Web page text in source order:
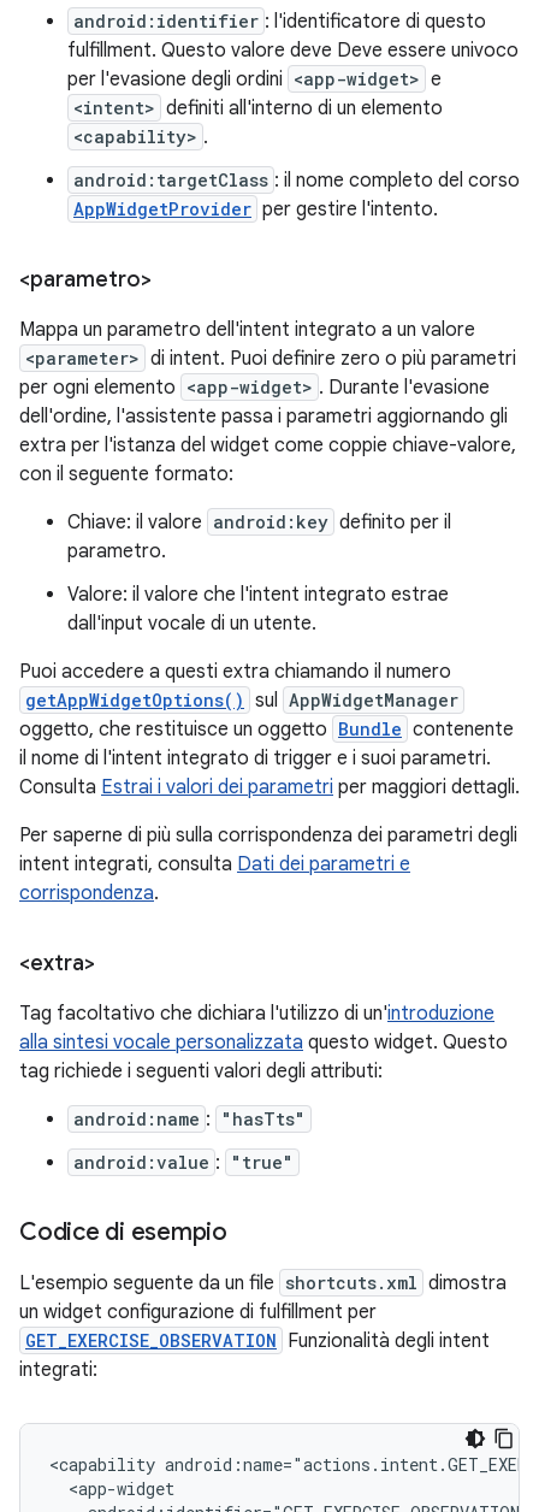
android:identifier : l'identificatore di questo
fulfillment. Questo valore deve Deve essere univoco
per l'evasione degli ordini <app-widget> e
<intent> definiti all'interno di un elemento
<capability> .
android:targetClass : il nome completo del corso
AppWidgetProvider per gestire l'intento.
<parametro>
Mappa un parametro dell'intent integrato a un valore
<parameter> di intent. Puoi definire zero o più parametri
per ogni elemento <app-widget> . Durante l'evasione
dell'ordine, l'assistente passa i parametri aggiornando gli
extra per l'istanza del widget come coppie chiave-valore,
con il seguente formato:
Chiave: il valore android:key definito per il
parametro.
Valore: il valore che l'intent integrato estrae
dall'input vocale di un utente.
Puoi accedere a questi extra chiamando il numero
getAppWidgetOptions() sul AppWidgetManager
oggetto, che restituisce un oggetto Bundle contenente
il nome di l'intent integrato di trigger e i suoi parametri.
Consulta Estrai i valori dei parametri per maggiori dettagli.
Per saperne di più sulla corrispondenza dei parametri degli
intent integrati, consulta Dati dei parametri e
corrispondenza.
<extra>
Tag facoltativo che dichiara l'utilizzo di un'introduzione
alla sintesi vocale personalizzata questo widget. Questo
tag richiede i seguenti valori degli attributi:
android:name :
"hasTts"
android:value : "true"
Codice di esempio
L'esempio seguente da un file shortcuts.xml dimostra
un widget configurazione di fulfillment per
GET_EXERCISE_OBSERVATION Funzionalità degli intent
integrati:
<capability